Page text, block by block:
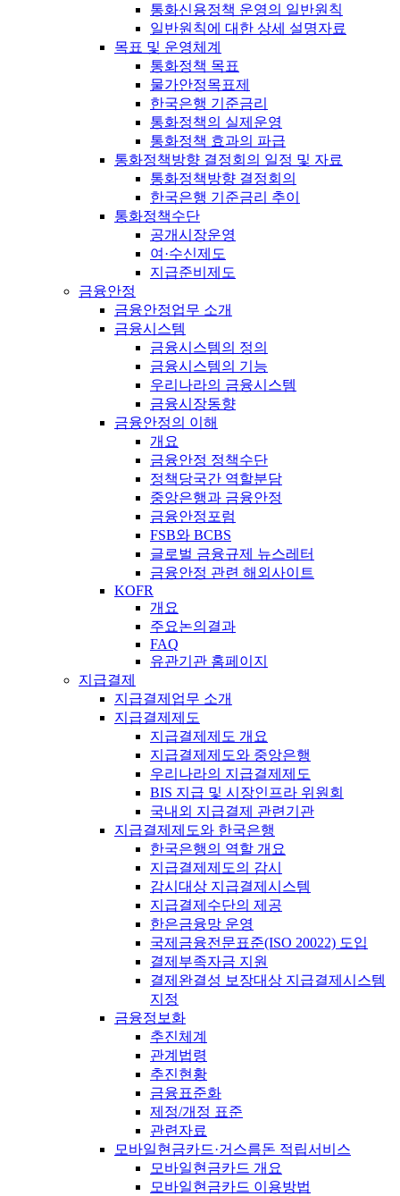
통화신용정책 운영의 일반원칙
일반원칙에 대한 상세 설명자료
목표 및 운영체계
통화정책 목표
물가안정목표제
한국은행 기준금리
통화정책의 실제운영
통화정책 효과의 파급
통화정책방향 결정회의 일정 및 자료
통화정책방향 결정회의
한국은행 기준금리 추이
통화정책수단
공개시장운영
여·수신제도
지급준비제도
금융안정
금융안정업무 소개
금융시스템
금융시스템의 정의
금융시스템의 기능
우리나라의 금융시스템
금융시장동향
금융안정의 이해
개요
금융안정 정책수단
정책당국간 역할분담
중앙은행과 금융안정
금융안정포럼
FSB와 BCBS
글로벌 금융규제 뉴스레터
금융안정 관련 해외사이트
KOFR
개요
주요논의결과
FAQ
유관기관 홈페이지
지급결제
지급결제업무 소개
지급결제제도
지급결제제도 개요
지급결제제도와 중앙은행
우리나라의 지급결제제도
BIS 지급 및 시장인프라 위원회
국내외 지급결제 관련기관
지급결제제도와 한국은행
한국은행의 역할 개요
지급결제제도의 감시
감시대상 지급결제시스템
지급결제수단의 제공
한은금융망 운영
국제금융전문표준(ISO 20022) 도입
결제부족자금 지원
결제완결성 보장대상 지급결제시스템
지정
금융정보화
추진체계
관계법령
추진현황
금융표준화
제정/개정 표준
관련자료
모바일현금카드·거스름돈 적립서비스
모바일현금카드 개요
모바일현금카드 이용방법